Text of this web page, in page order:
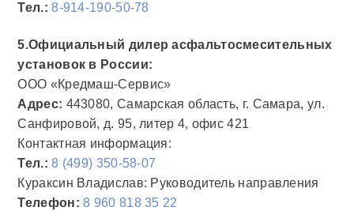
Тел.: 8-914-190-50-78
5.Официальный дилер асфальтосмесительных
установок в России:
ООО «Кредмаш-Сервис»
Адрес: 443080, Самарская область, г. Самара, ул.
Санфировой, д. 95, литер 4, офис 421
Контактная информация:
Тел.: 8 (499) 350-58-07
Кураксин Владислав: Руководитель направления
Телефон:8 960 818 35 22